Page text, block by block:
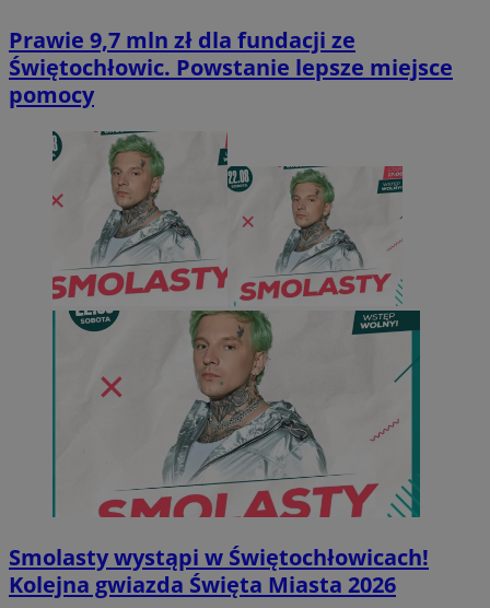
Prawie 9,7 mln zł dla fundacji ze
Świętochłowic. Powstanie lepsze miejsce
pomocy
Smolasty wystąpi w Świętochłowicach!
Kolejna gwiazda Święta Miasta 2026